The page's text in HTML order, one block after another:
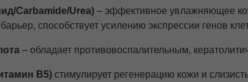
Carbamide/Urea) – эффективное увлажняющее
способствует усилению экспрессии генов
– обладает противовоспалительным,
В5) стимулирует регенерацию кожи и